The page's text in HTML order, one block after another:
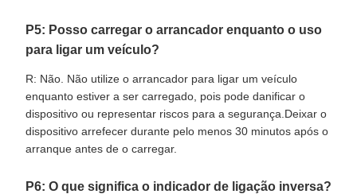
P5: Posso carregar o arrancador enquanto o uso
para ligar um veículo?
R: Não. Não utilize o arrancador para ligar um veículo
enquanto estiver a ser carregado, pois pode danificar o
dispositivo ou representar riscos para a segurança.Deixar o
dispositivo arrefecer durante pelo menos 30 minutos após o
arranque antes de o carregar.
P6: O que significa o indicador de ligação inversa?